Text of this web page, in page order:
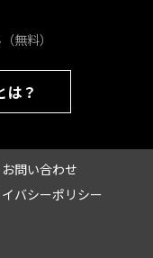
無料）
？
お問い合わせ
バシーポリシー